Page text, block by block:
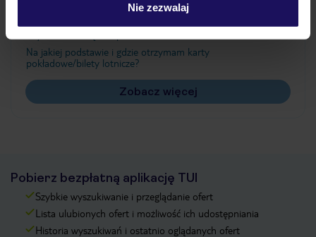
Nie zezwalaj
Jak zmienić uczestników/osobę zgłaszającą?
Na jakiej podstawie i gdzie otrzymam karty
pokładowe/bilety lotnicze?
Zobacz więcej
Pobierz bezpłatną aplikację TUI
Szybkie wyszukiwanie i przeglądanie ofert
Lista ulubionych ofert i możliwość ich udostępniania
Historia wyszukiwań i ostatnio oglądanych ofert